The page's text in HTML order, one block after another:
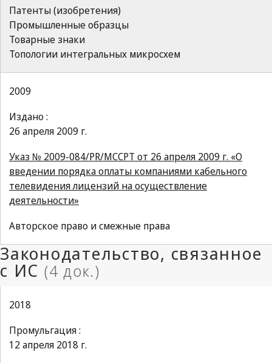
Патенты (изобретения)
Промышленные образцы
Товарные знаки
Топологии интегральных микросхем
2009
Издано :
26 апреля 2009 г.
Указ № 2009-084/PR/MCCPT от 26 апреля 2009 г. «О
введении порядка оплаты компаниями кабельного
телевидения лицензий на осуществление
деятельности»
Авторское право и смежные права
2018
Промульгация :
12 апреля 2018 г.